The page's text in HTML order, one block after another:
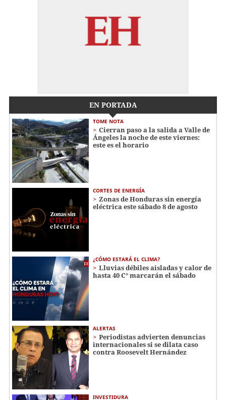
EN PORTADA
TOME NOTA
Cierran paso a la salida a Valle de
Ángeles la noche de este viernes:
este es el horario
CORTES DE ENERGÍA
Zonas de Honduras sin energía
eléctrica este sábado 8 de agosto
¿CÓMO ESTARÁ EL CLIMA?
Lluvias débiles aisladas y calor de
hasta 40 C° marcarán el sábado
ALERTAS
Periodistas advierten denuncias
internacionales si se dilata caso
contra Roosevelt Hernández
INVESTIDURA